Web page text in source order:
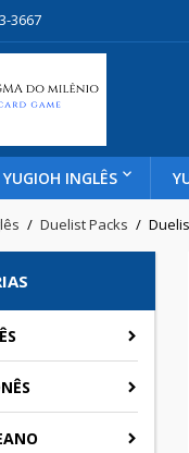
3667
YUGIOH INGLÊS
Duelist Packs